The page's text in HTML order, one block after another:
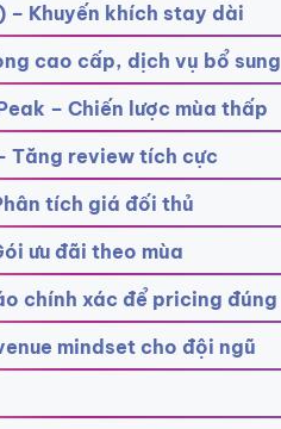
– Khuyến khích stay dài
cao cấp, dịch vụ bổ sung
– Chiến lược mùa thấp
Tăng review tích cực
tích giá đối thủ
ưu đãi theo mùa
chính xác để pricing đúng
mindset cho đội ngũ